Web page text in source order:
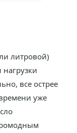
литровой)
все острее
уже